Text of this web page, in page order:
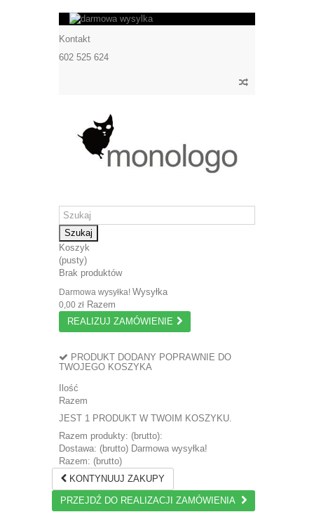
Kontakt
602 525 624
Szukaj
Koszyk
(pusty)
Brak produktów
Darmowa wysyłka! Wysyłka
0,00 zł Razem
REALIZUJ ZAMÓWIENIE
PRODUKT DODANY POPRAWNIE DO
TWOJEGO KOSZYKA
Ilość
Razem
JEST 1 PRODUKT W TWOIM KOSZYKU.
Razem produkty: (brutto):
Dostawa: (brutto) Darmowa wysyłka!
Razem: (brutto)
KONTYNUUJ ZAKUPY
PRZEJDŹ DO REALIZACJI ZAMÓWIENIA